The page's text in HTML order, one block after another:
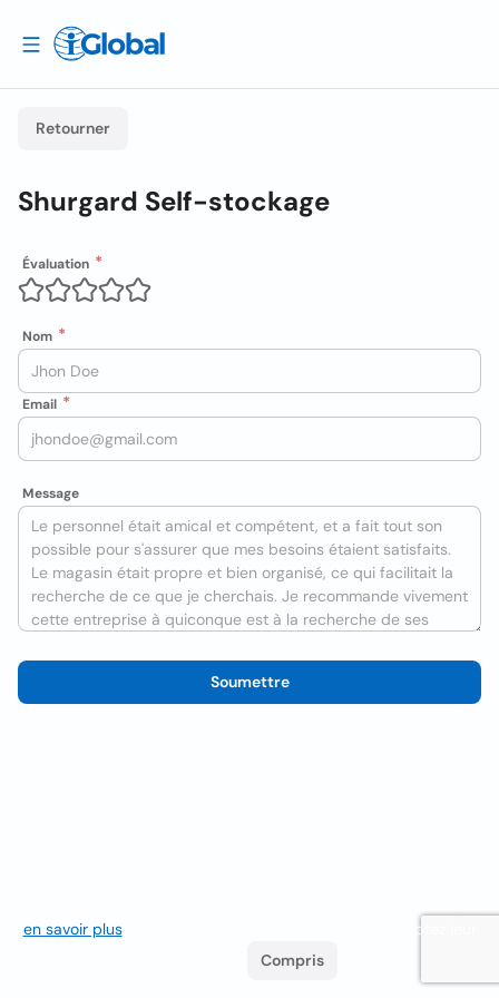
Retourner
Shurgard Self-stockage
Évaluation
Nom
Email
Message
Soumettre
en savoir plus. Si vous continuez à naviguer, vous acceptez leur
Compris